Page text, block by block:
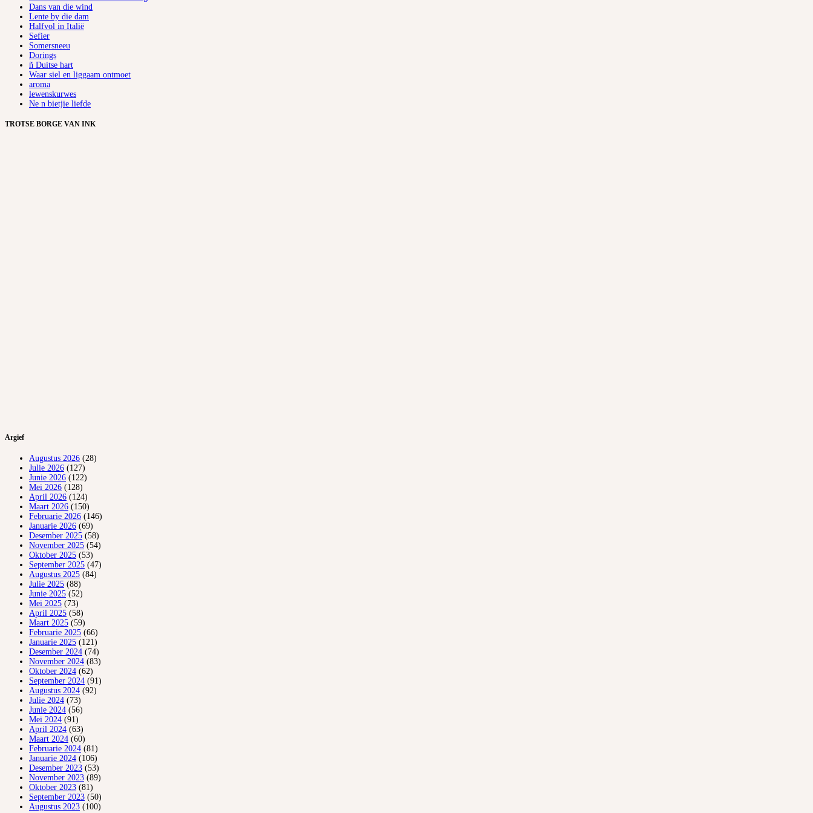
Dans van die wind
Lente by die dam
Halfvol in Italië
Sefier
Somersneeu
Dorings
ñ Duitse hart
Waar siel en liggaam ontmoet
aroma
lewenskurwes
Ne n bietjie liefde
TROTSE BORGE VAN INK
Argief
Augustus 2026 (28)
Julie 2026 (127)
Junie 2026 (122)
Mei 2026 (128)
April 2026 (124)
Maart 2026 (150)
Februarie 2026 (146)
Januarie 2026 (69)
Desember 2025 (58)
November 2025 (54)
Oktober 2025 (53)
September 2025 (47)
Augustus 2025 (84)
Julie 2025 (88)
Junie 2025 (52)
Mei 2025 (73)
April 2025 (58)
Maart 2025 (59)
Februarie 2025 (66)
Januarie 2025 (121)
Desember 2024 (74)
November 2024 (83)
Oktober 2024 (62)
September 2024 (91)
Augustus 2024 (92)
Julie 2024 (73)
Junie 2024 (56)
Mei 2024 (91)
April 2024 (63)
Maart 2024 (60)
Februarie 2024 (81)
Januarie 2024 (106)
Desember 2023 (53)
November 2023 (89)
Oktober 2023 (81)
September 2023 (50)
Augustus 2023 (100)